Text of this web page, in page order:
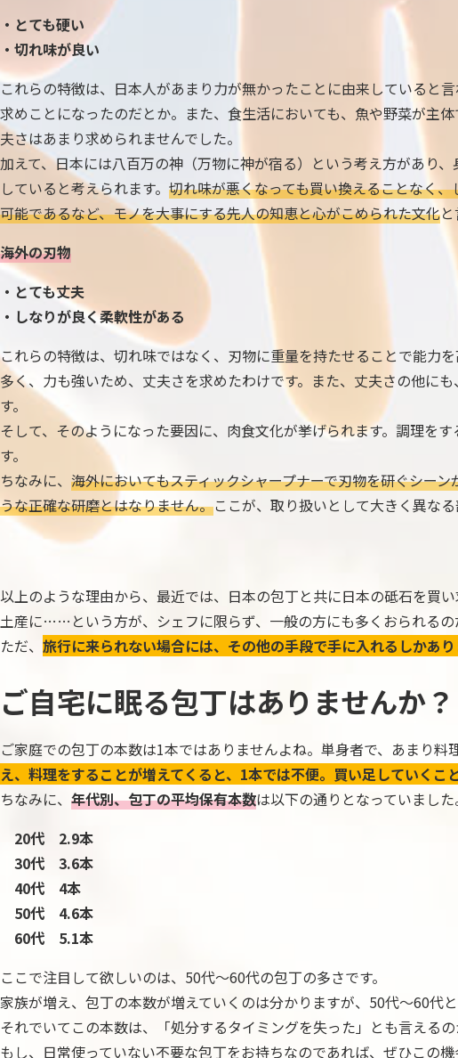
・とても硬い
・切れ味が良い
これらの特徴は、日本人があまり力が無かったことに由来していると
求めことになったのだとか。また、食生活においても、魚や野菜が主
夫さはあまり求められませんでした。
加えて、日本には八百万の神（万物に神が宿る）という考え方があり
していると考えられます。 切れ味が悪くなっても買い換えることなく
可能であるなど、モノを大事にする先人の知恵と心がこめられた文化
海外の刃物
・とても丈夫
・しなりが良く柔軟性がある
これらの特徴は、切れ味ではなく、刃物に重量を持たせることで能力
多く、力も強いため、丈夫さを求めたわけです。また、丈夫さの他に
す。
そして、そのようになった要因に、肉食文化が挙げられます。調理を
す。
ちなみに、 海外においてもスティックシャープナーで刃物を研ぐシー
うな正確な研磨とはなりません。ここが、取り扱いとして大きく異なる
以上のような理由から、最近では、日本の包丁と共に日本の砥石を買
土産に……という方が、シェフに限らず、一般の方にも多くおられるの
ただ、 旅行に来られない場合には、その他の手段で手に入れるしかあ
ご自宅に眠る包丁はありませんか？
ご家庭での包丁の本数は1本ではありませんよね。単身者で、あまり
え、料理をすることが増えてくると、1本では不便。買い足していくこ
ちなみに、 年代別、包丁の平均保有本数は以下の通りとなっていました
20代 2.9本
30代 3.6本
40代 4本
50代 4.6本
60代 5.1本
ここで注目して欲しいのは、50代～60代の包丁の多さです。
家族が増え、包丁の本数が増えていくのは分かりますが、50代～60代
それでいてこの本数は、「処分するタイミングを失った」とも言えるの
もし、日常使っていない不要な包丁をお持ちなのであれば、ぜひこの